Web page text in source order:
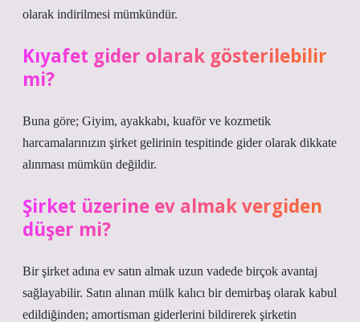
olarak indirilmesi mümkündür.
Kıyafet gider olarak gösterilebilir
mi?
Buna göre; Giyim, ayakkabı, kuaför ve kozmetik
harcamalarınızın şirket gelirinin tespitinde gider olarak dikkate
alınması mümkün değildir.
Şirket üzerine ev almak vergiden
düşer mi?
Bir şirket adına ev satın almak uzun vadede birçok avantaj
sağlayabilir. Satın alınan mülk kalıcı bir demirbaş olarak kabul
edildiğinden; amortisman giderlerini bildirerek şirketin